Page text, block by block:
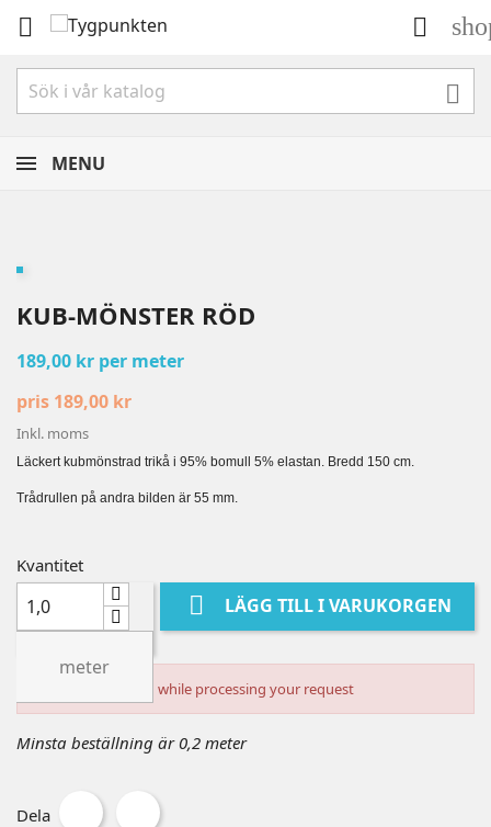
 

MENU
KUB-MÖNSTER RÖD
189,00 kr per meter
pris 189,00 kr
Inkl. moms
Läckert kubmönstrad trikå i 95% bomull 5% elastan. Bredd 150 cm.
Trådrullen på andra bilden är 55 mm.
Kvantitet
meter
 LÄGG TILL I VARUKORGEN
An error occurred while processing your request
Minsta beställning är 0,2 meter
Dela